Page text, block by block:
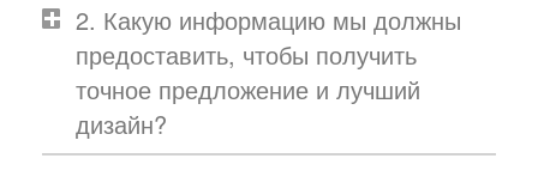
2. Какую информацию мы должны
предоставить, чтобы получить
точное предложение и лучший
дизайн?